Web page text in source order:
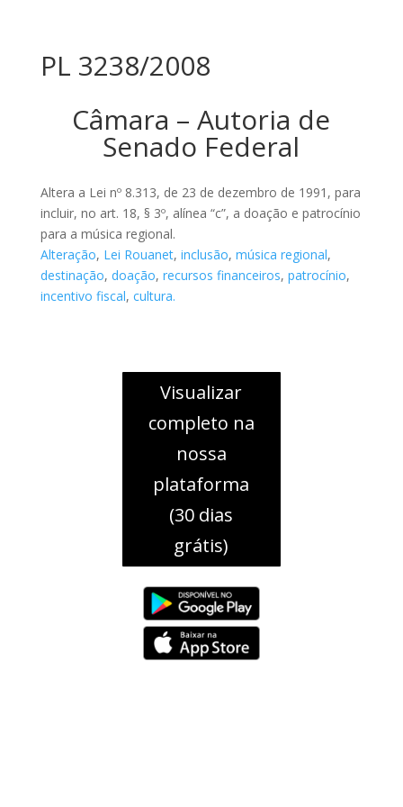
PL 3238/2008
Câmara – Autoria de
Senado Federal
Altera a Lei nº 8.313, de 23 de dezembro de 1991, para
incluir, no art. 18, § 3º, alínea “c”, a doação e patrocínio
para a música regional.
Alteração, Lei Rouanet, inclusão, música regional,
destinação, doação, recursos financeiros, patrocínio,
incentivo fiscal, cultura.
Visualizar
completo na
nossa
plataforma
(30 dias
grátis)